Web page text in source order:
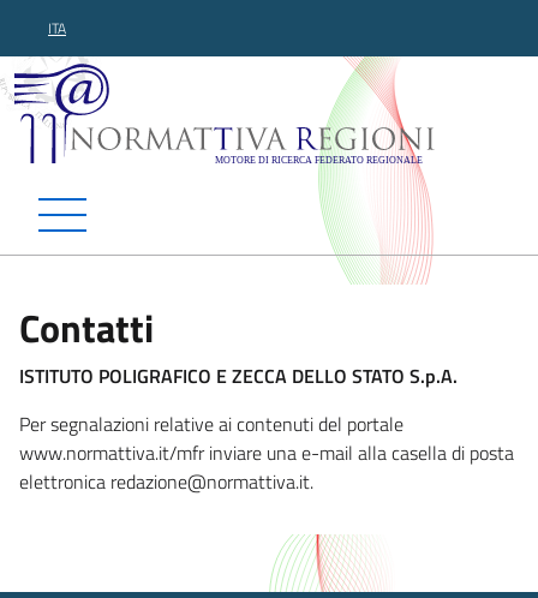
ITA
Normattiva Regioni -
Contatti
ISTITUTO POLIGRAFICO E ZECCA DELLO STATO S.p.A.
Per segnalazioni relative ai contenuti del portale
www.normattiva.it/mfr inviare una e-mail alla casella di posta
elettronica redazione@normattiva.it.